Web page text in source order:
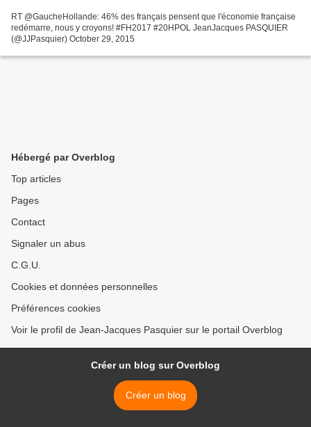
RT @GaucheHollande: 46% des français pensent que l'économie française
redémarre, nous y croyons! #FH2017 #20HPOL JeanJacques PASQUIER
(@JJPasquier) October 29, 2015
Hébergé par Overblog
Top articles
Pages
Contact
Signaler un abus
C.G.U.
Cookies et données personnelles
Préférences cookies
Voir le profil de Jean-Jacques Pasquier sur le portail Overblog
Créer un blog sur Overblog
Créer un blog